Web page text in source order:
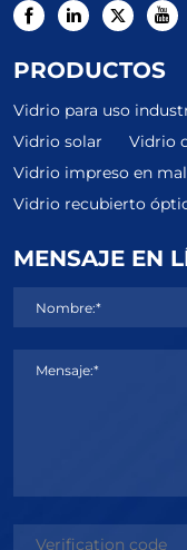
PRODUCTOS
Vidrio para uso
Vidrio solar
Vidrio
Vidrio impreso en
Vidrio recubierto
MENSAJE EN
Nombre:*
Mensaje:*